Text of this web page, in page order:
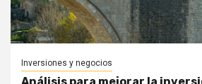
Inversiones y negocios